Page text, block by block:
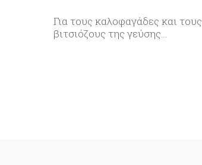
Για τους καλοφαγάδες και τους
βιτσιόζους της γεύσης…